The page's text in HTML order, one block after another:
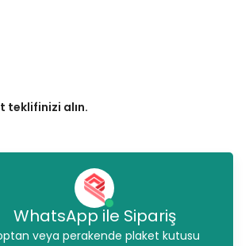
teklifinizi alın.
STOKTAN GÖNDERİM
WhatsApp ile Sipariş
veya perakende plaket kutusu